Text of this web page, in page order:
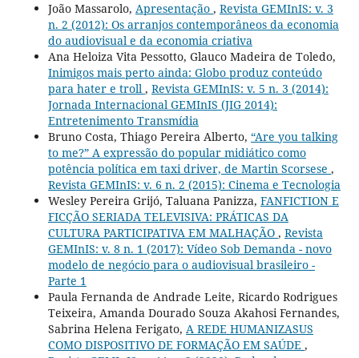
João Massarolo, Apresentação , Revista GEMInIS: v. 3
n. 2 (2012): Os arranjos contemporâneos da economia
do audiovisual e da economia criativa
Ana Heloiza Vita Pessotto, Glauco Madeira de Toledo,
Inimigos mais perto ainda: Globo produz conteúdo
para hater e troll , Revista GEMInIS: v. 5 n. 3 (2014):
Jornada Internacional GEMInIS (JIG 2014):
Entretenimento Transmídia
Bruno Costa, Thiago Pereira Alberto, “Are you talking
to me?” A expressão do popular midiático como
potência política em taxi driver, de Martin Scorsese ,
Revista GEMInIS: v. 6 n. 2 (2015): Cinema e Tecnologia
Wesley Pereira Grijó, Taluana Panizza, FANFICTION E
FICÇÃO SERIADA TELEVISIVA: PRÁTICAS DA
CULTURA PARTICIPATIVA EM MALHAÇÃO , Revista
GEMInIS: v. 8 n. 1 (2017): Vídeo Sob Demanda - novo
modelo de negócio para o audiovisual brasileiro -
Parte 1
Paula Fernanda de Andrade Leite, Ricardo Rodrigues
Teixeira, Amanda Dourado Souza Akahosi Fernandes,
Sabrina Helena Ferigato, A REDE HUMANIZASUS
COMO DISPOSITIVO DE FORMAÇÃO EM SAÚDE ,